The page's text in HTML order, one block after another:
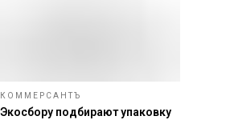
КОММЕРСАНТЪ
Экосбору подбирают упаковку